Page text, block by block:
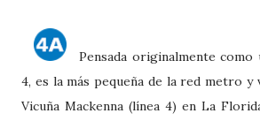
Pensada originalmente como
4, es la más pequeña de la red metro y
Vicuña Mackenna (línea 4) en La